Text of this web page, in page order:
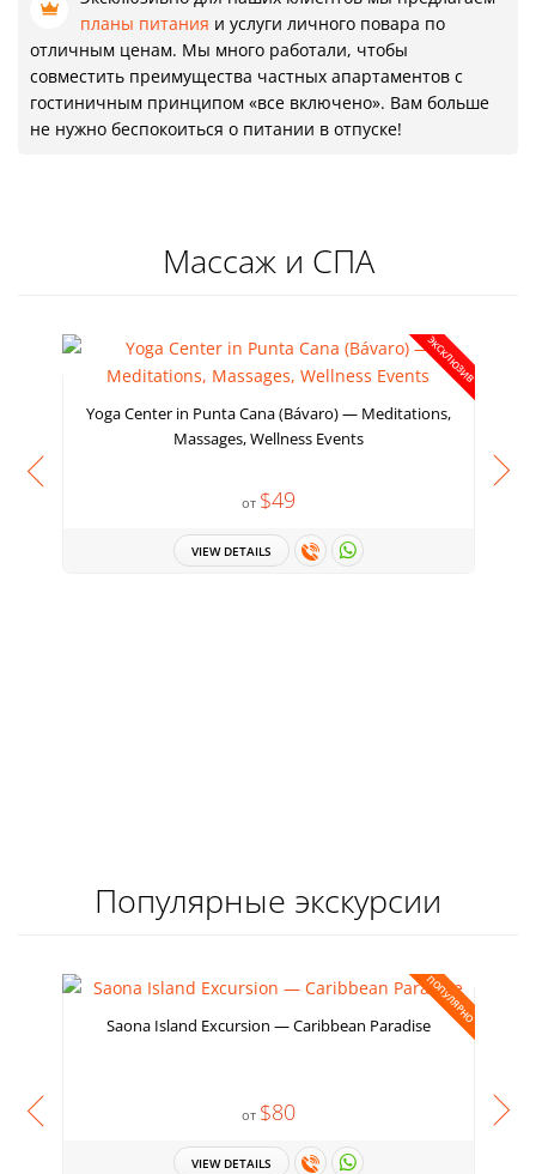
планы питания и услуги личного повара по
отличным ценам. Мы много работали, чтобы
совместить преимущества частных апартаментов с
гостиничным принципом «все включено». Вам больше
не нужно беспокоиться о питании в отпуске!
Массаж и СПА
ЭКСКЛЮЗИВ
Yoga Center in Punta Cana (Bávaro) — Meditations,
Massages, Wellness Events
от $49
VIEW DETAILS
Популярные экскурсии
ПОПУЛЯРНО
Saona Island Excursion — Caribbean Paradise
от $80
VIEW DETAILS